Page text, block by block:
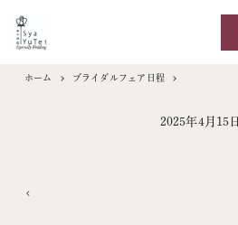
ホーム ブライダルフェア日程
2025年4月15日